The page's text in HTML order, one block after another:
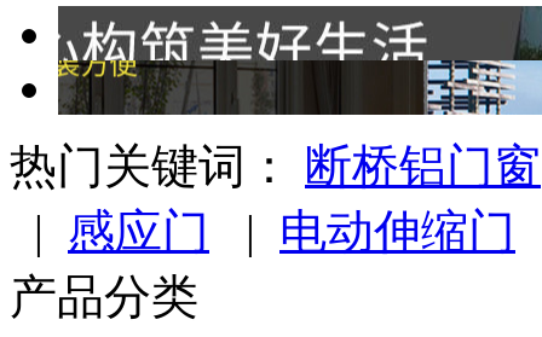
热门关键词： 断桥铝门窗
| 感应门 | 电动伸缩门
产品分类